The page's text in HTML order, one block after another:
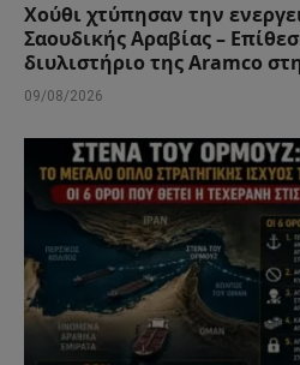
Χούθι χτύπησαν την
Σαουδικής Αραβίας –
διυλιστήριο της Aramco
09/08/2026